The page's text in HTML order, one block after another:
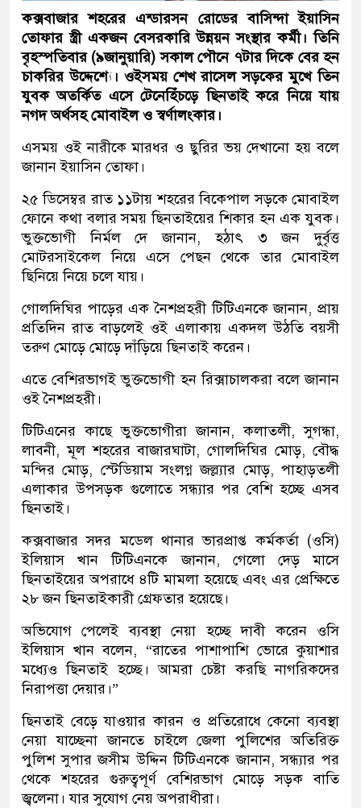
কক্সবাজার শহরের এন্ডারসন রোডের বাসিন্দা ইয়াসিন
তোফার স্ত্রী একজন বেসরকারি উন্নয়ন সংস্থার কর্মী। তিনি
বৃহস্পতিবার (৯জানুয়ারি) সকাল পৌনে ৭টার দিকে বের হন
চাকরির উদ্দেশ্যে। ওইসময় শেখ রাসেল সড়কের মুখে তিন
যুবক অতর্কিত এসে টেনেহিঁচড়ে ছিনতাই করে নিয়ে যায়
নগদ অর্থসহ মোবাইল ও স্বর্ণালংকার।
এসময় ওই নারীকে মারধর ও ছুরির ভয় দেখানো হয় বলে
জানান ইয়াসিন তোফা।
২৫ ডিসেম্বর রাত ১১টায় শহরের বিকেপাল সড়কে মোবাইল
ফোনে কথা বলার সময় ছিনতাইয়ের শিকার হন এক যুবক।
ভুক্তভোগী নির্মল দে জানান, হঠাৎ ৩ জন দুর্বৃত্ত
মোটরসাইকেল নিয়ে এসে পেছন থেকে তার মোবাইল
ছিনিয়ে নিয়ে চলে যায়।
গোলদিঘির পাড়ের এক নৈশপ্রহরী টিটিএনকে জানান, প্রায়
প্রতিদিন রাত বাড়লেই ওই এলাকায় একদল উঠতি বয়সী
তরুণ মোড়ে মোড়ে দাঁড়িয়ে ছিনতাই করেন।
এতে বেশিরভাগই ভুক্তভোগী হন রিক্সাচালকরা বলে জানান
ওই নৈশপ্রহরী।
টিটিএনের কাছে ভুক্তভোগীরা জানান, কলাতলী, সুগন্ধা,
লাবনী, মূল শহরের বাজারঘাটা, গোলদিঘির মোড়, বৌদ্ধ
মন্দির মোড়, স্টেডিয়াম সংলগ্ন জল্ল্যার মোড়, পাহাড়তলী
এলাকার উপসড়ক গুলোতে সন্ধ্যার পর বেশি হচ্ছে এসব
ছিনতাই।
কক্সবাজার সদর মডেল থানার ভারপ্রাপ্ত কর্মকর্তা (ওসি)
ইলিয়াস খান টিটিএনকে জানান, গেলো দেড় মাসে
ছিনতাইয়ের অপরাধে ৪টি মামলা হয়েছে এবং এর প্রেক্ষিতে
২৮ জন ছিনতাইকারী গ্রেফতার হয়েছে।
অভিযোগ পেলেই ব্যবস্থা নেয়া হচ্ছে দাবী করেন ওসি
ইলিয়াস খান বলেন, “রাতের পাশাপাশি ভোরে কুয়াশার
মধ্যেও ছিনতাই হচ্ছে। আমরা চেষ্টা করছি নাগরিকদের
নিরাপত্তা দেয়ার।”
ছিনতাই বেড়ে যাওয়ার কারন ও প্রতিরোধে কেনো ব্যবস্থা
নেয়া যাচ্ছেনা জানতে চাইলে জেলা পুলিশের অতিরিক্ত
পুলিশ সুপার জসীম উদ্দিন টিটিএনকে জানান, সন্ধ্যার পর
থেকে শহরের গুরুত্বপূর্ণ বেশিরভাগ মোড়ে সড়ক বাতি
জ্বলেনা। যার সুযোগ নেয় অপরাধীরা।